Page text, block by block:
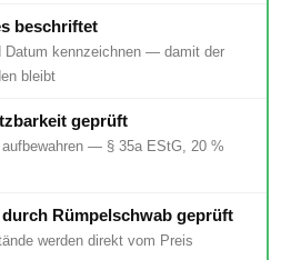
beschriftet
Datum kennzeichnen — damit der
bleibt
geprüft
aufbewahren — § 35a EStG, 20 %
Rümpelschwab geprüft
werden direkt vom Preis